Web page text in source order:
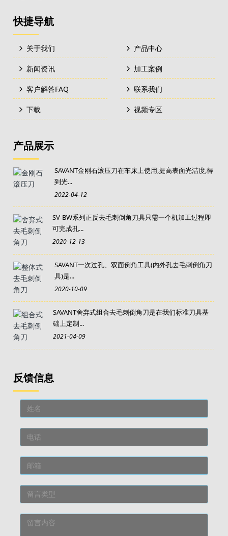
快捷导航
关于我们 产品中心
新闻资讯 加工案例
客户解答FAQ 联系我们
下载 视频专区
产品展示
SAVANT金刚石滚压刀在车床上使用,提高表面光洁度,得
到光...
2022-04-12
SV-BW系列正反去毛刺倒角刀具只需一个机加工过程即
可完成孔...
2020-12-13
SAVANT一次过孔、双面倒角工具(内外孔去毛刺倒角刀
具)是...
2020-10-09
SAVANT舍弃式组合去毛刺倒角刀是在我们标准刀具基
础上定制...
2021-04-09
反馈信息